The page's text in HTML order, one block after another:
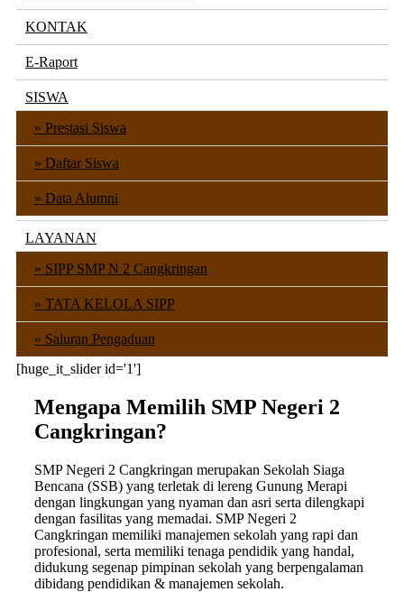
KONTAK
E-Raport
SISWA
Prestasi Siswa
Daftar Siswa
Data Alumni
LAYANAN
SIPP SMP N 2 Cangkringan
TATA KELOLA SIPP
Saluran Pengaduan
[huge_it_slider id='1']
Mengapa Memilih SMP Negeri 2
Cangkringan?
SMP Negeri 2 Cangkringan merupakan Sekolah Siaga
Bencana (SSB) yang terletak di lereng Gunung Merapi
dengan lingkungan yang nyaman dan asri serta dilengkapi
dengan fasilitas yang memadai. SMP Negeri 2
Cangkringan memiliki manajemen sekolah yang rapi dan
profesional, serta memiliki tenaga pendidik yang handal,
didukung segenap pimpinan sekolah yang berpengalaman
dibidang pendidikan & manajemen sekolah.